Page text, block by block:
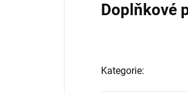
Doplňkové
Kategorie: